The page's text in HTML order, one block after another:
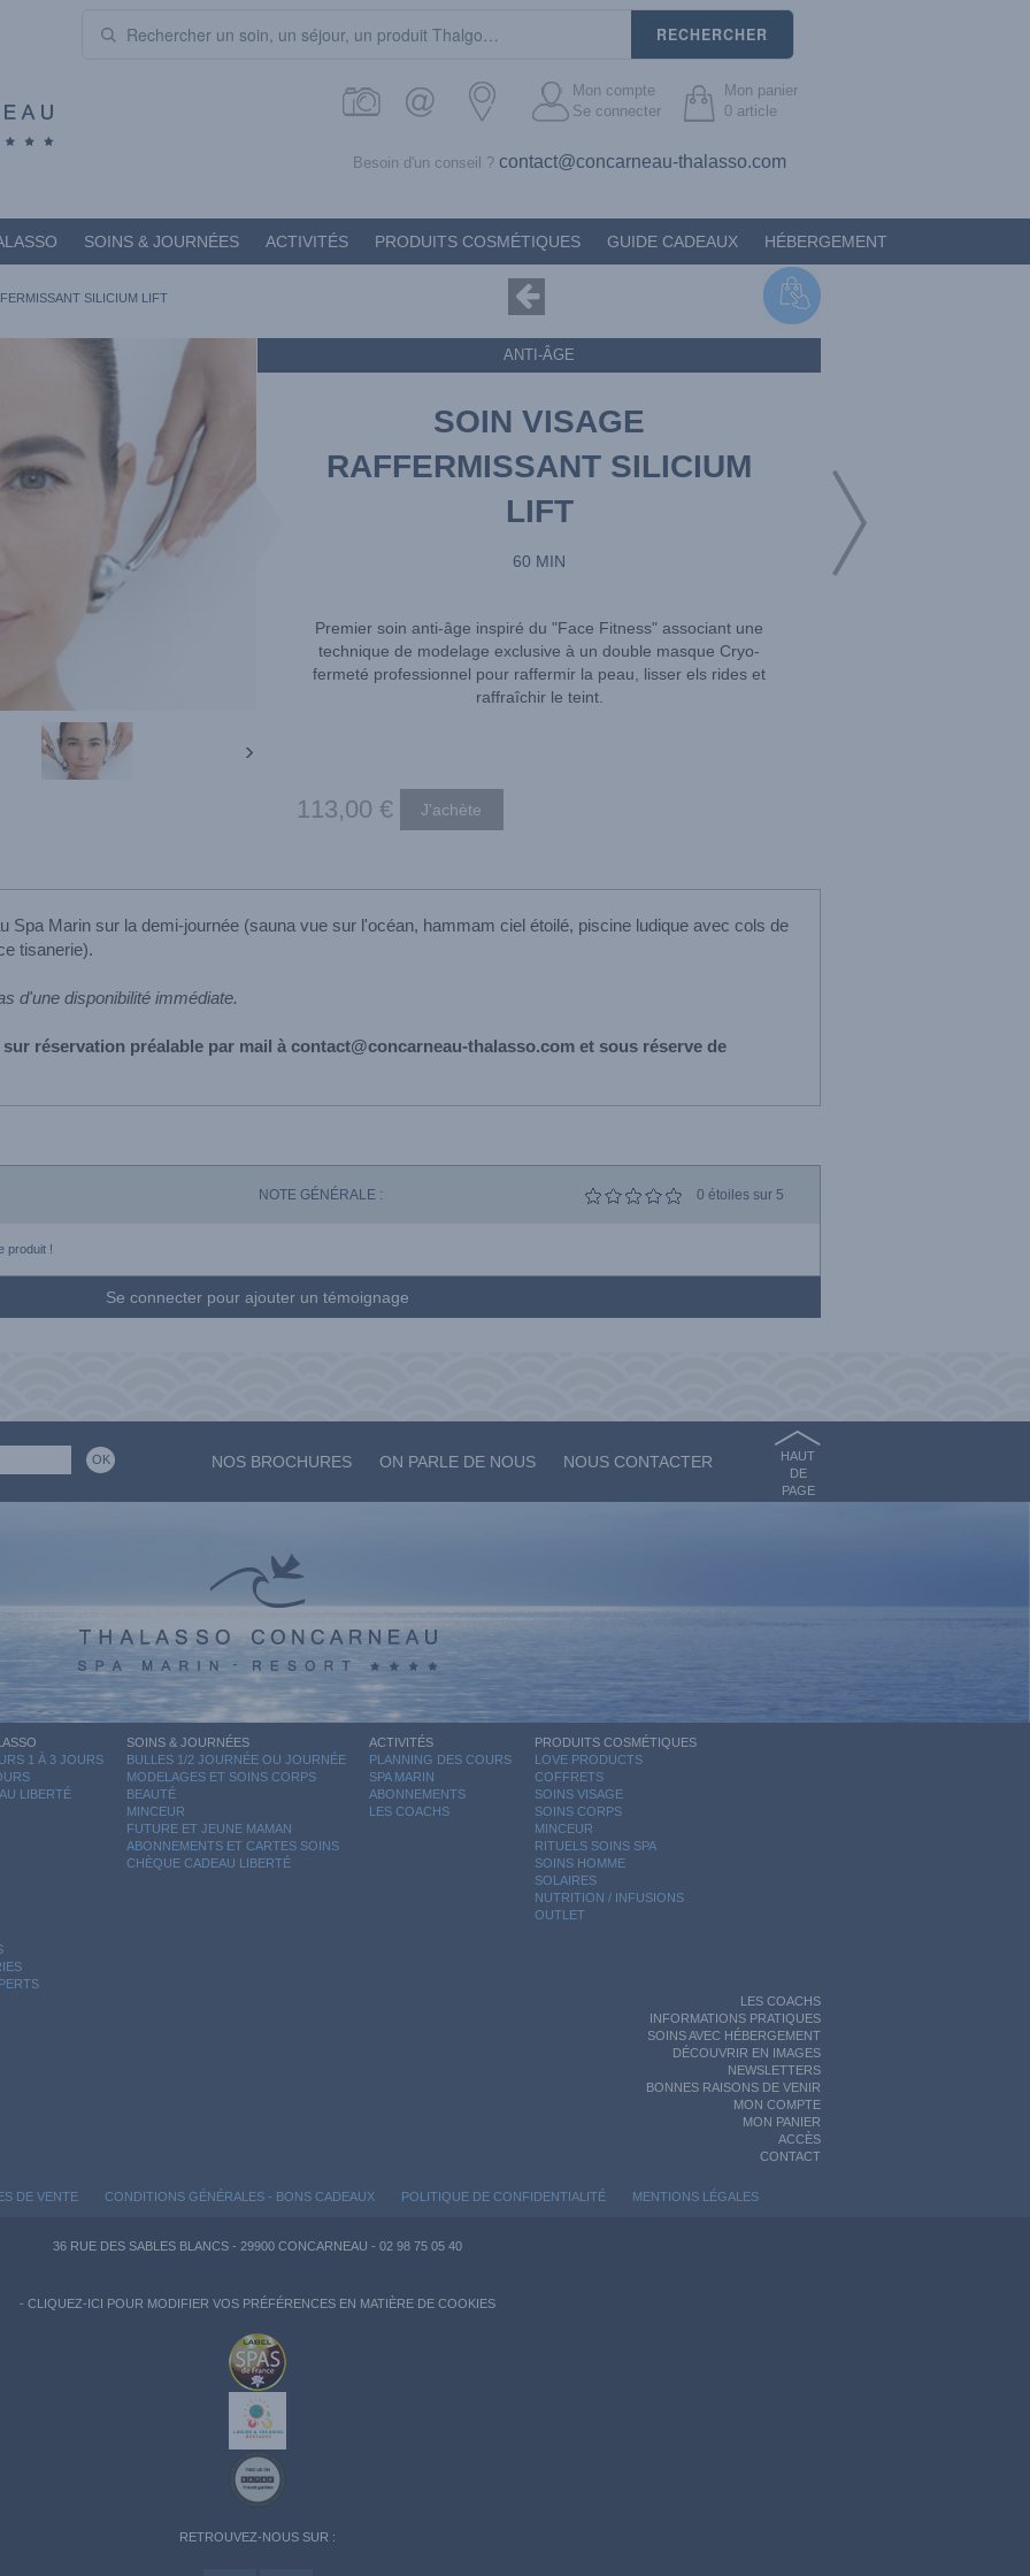
SOINS & JOURNÉES ACTIVITÉS PRODUITS COSMÉTIQUES GUIDE CADEAUX HÉBERGEMENT
Besoin d'un conseil ? contact@concarneau-thalasso.com
RECHERCHER
Mon compte
Se connecter
Mon panier
0 article
SILICIUM LIFT
ANTI-ÂGE
SOIN VISAGE
RAFFERMISSANT SILICIUM
LIFT
60 MIN
Premier soin anti-âge inspiré du "Face Fitness" associant une
technique de modelage exclusive à un double masque Cryo-
fermeté professionnel pour raffermir la peau, lisser els rides et
raffraîchir le teint.
113,00 €
Spa Marin sur la demi-journée (sauna vue sur l'océan, hammam ciel étoilé, piscine ludique avec cols de
tisanerie).
d'une disponibilité immédiate.
réservation préalable par mail à contact@concarneau-thalasso.com et sous réserve de
NOTE GÉNÉRALE : 0 étoiles sur 5
produit !
Se connecter pour ajouter un témoignage
NOS BROCHURES ON PARLE DE NOUS NOUS CONTACTER
HAUT
DE
PAGE
1 À 3 JOURS
LIBERTÉ
SOINS & JOURNÉES
BULLES 1/2 JOURNÉE OU JOURNÉE
MODELAGES ET SOINS CORPS
BEAUTÉ
MINCEUR
FUTURE ET JEUNE MAMAN
ABONNEMENTS ET CARTES SOINS
CHÈQUE CADEAU LIBERTÉ
ACTIVITÉS
PLANNING DES COURS
SPA MARIN
ABONNEMENTS
LES COACHS
PRODUITS COSMÉTIQUES
LOVE PRODUCTS
COFFRETS
SOINS VISAGE
SOINS CORPS
MINCEUR
RITUELS SOINS SPA
SOINS HOMME
SOLAIRES
NUTRITION / INFUSIONS
OUTLET
LES COACHS
INFORMATIONS PRATIQUES
SOINS AVEC HÉBERGEMENT
DÉCOUVRIR EN IMAGES
NEWSLETTERS
BONNES RAISONS DE VENIR
MON COMPTE
MON PANIER
ACCÈS
CONTACT
DE VENTE CONDITIONS GÉNÉRALES - BONS CADEAUX POLITIQUE DE CONFIDENTIALITÉ MENTIONS LÉGALES
36 RUE DES SABLES BLANCS - 29900 CONCARNEAU - 02 98 75 05 40
- CLIQUEZ-ICI POUR MODIFIER VOS PRÉFÉRENCES EN MATIÈRE DE COOKIES
RETROUVEZ-NOUS SUR :